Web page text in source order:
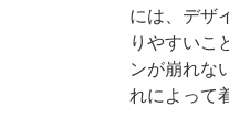
には、デザ
りやすいこ
ンが崩れな
れによって